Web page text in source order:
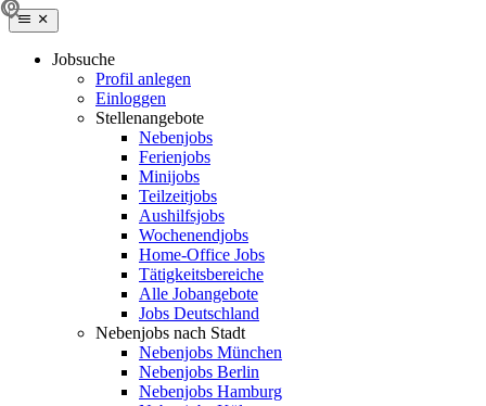
Jobsuche
Profil anlegen
Einloggen
Stellenangebote
Nebenjobs
Ferienjobs
Minijobs
Teilzeitjobs
Aushilfsjobs
Wochenendjobs
Home-Office Jobs
Tätigkeitsbereiche
Alle Jobangebote
Jobs Deutschland
Nebenjobs nach Stadt
Nebenjobs München
Nebenjobs Berlin
Nebenjobs Hamburg